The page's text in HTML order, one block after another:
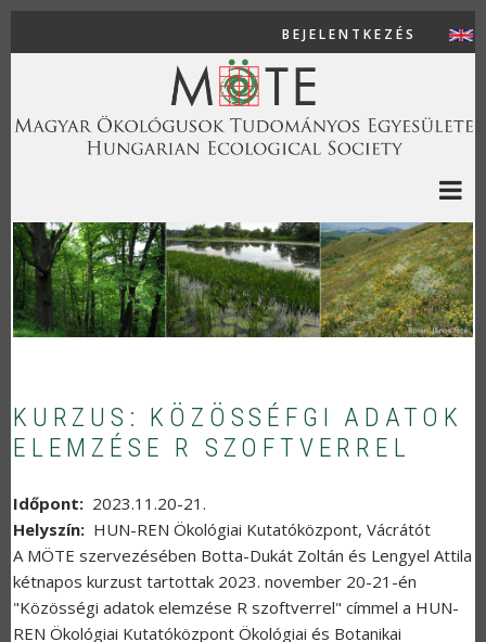
Ugrás a tartalomra
USER
BEJELENTKEZÉS
KURZUS: KÖZÖSSÉFGI ADATOK
ELEMZÉSE R SZOFTVERREL
Időpont
2023.11.20-21.
Helyszín
HUN-REN Ökológiai Kutatóközpont, Vácrátót
A MÖTE szervezésében Botta-Dukát Zoltán és Lengyel Attila
kétnapos kurzust tartottak 2023. november 20-21-én
"Közösségi adatok elemzése R szoftverrel" címmel a HUN-
REN Ökológiai Kutatóközpont Ökológiai és Botanikai